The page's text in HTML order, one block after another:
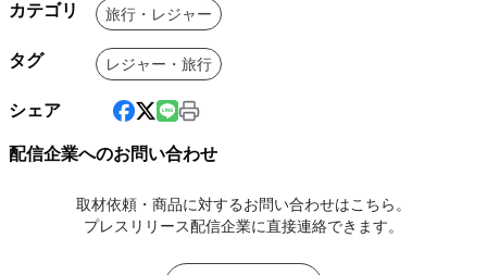
カテゴリ 旅行・レジャー
タグ レジャー・旅行
シェア
配信企業へのお問い合わせ
取材依頼・商品に対するお問い合わせはこちら。
プレスリリース配信企業に直接連絡できます。